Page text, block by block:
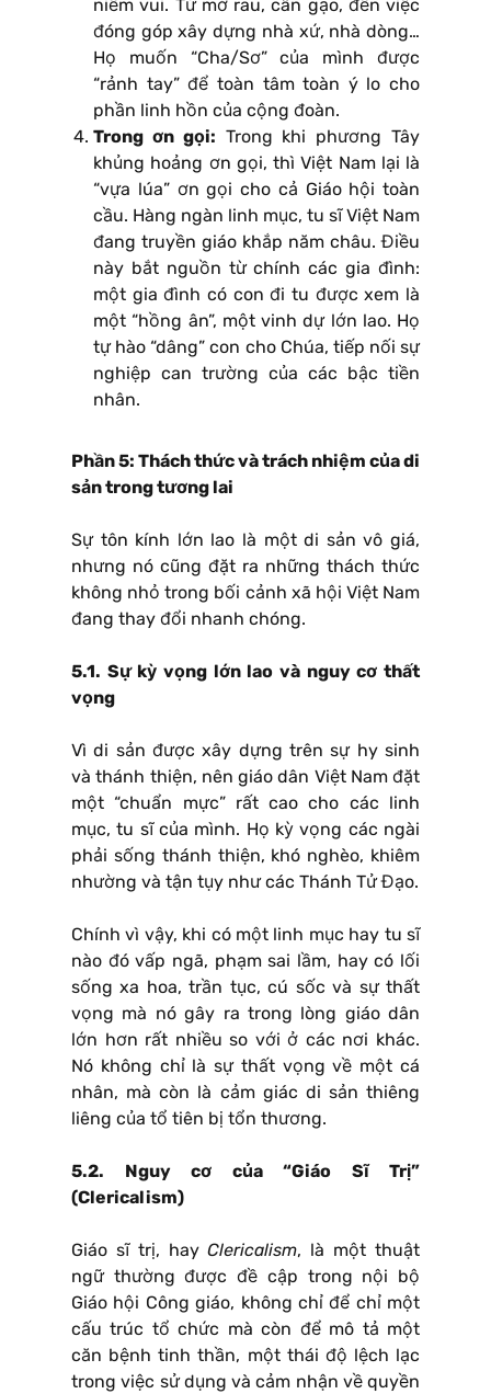
niềm vui. Từ mớ rau, cân gạo, đến việc
đóng góp xây dựng nhà xứ, nhà dòng…
Họ muốn “Cha/Sơ” của mình được
“rảnh tay” để toàn tâm toàn ý lo cho
phần linh hồn của cộng đoàn.
Trong ơn gọi: Trong khi phương Tây
khủng hoảng ơn gọi, thì Việt Nam lại là
“vựa lúa” ơn gọi cho cả Giáo hội toàn
cầu. Hàng ngàn linh mục, tu sĩ Việt Nam
đang truyền giáo khắp năm châu. Điều
này bắt nguồn từ chính các gia đình:
một gia đình có con đi tu được xem là
một “hồng ân”, một vinh dự lớn lao. Họ
tự hào “dâng” con cho Chúa, tiếp nối sự
nghiệp can trường của các bậc tiền
nhân.
Phần 5: Thách thức và trách nhiệm của di
sản trong tương lai
Sự tôn kính lớn lao là một di sản vô giá,
nhưng nó cũng đặt ra những thách thức
không nhỏ trong bối cảnh xã hội Việt Nam
đang thay đổi nhanh chóng.
5.1. Sự kỳ vọng lớn lao và nguy cơ thất
vọng
Vì di sản được xây dựng trên sự hy sinh
và thánh thiện, nên giáo dân Việt Nam đặt
một “chuẩn mực” rất cao cho các linh
mục, tu sĩ của mình. Họ kỳ vọng các ngài
phải sống thánh thiện, khó nghèo, khiêm
nhường và tận tụy như các Thánh Tử Đạo.
Chính vì vậy, khi có một linh mục hay tu sĩ
nào đó vấp ngã, phạm sai lầm, hay có lối
sống xa hoa, trần tục, cú sốc và sự thất
vọng mà nó gây ra trong lòng giáo dân
lớn hơn rất nhiều so với ở các nơi khác.
Nó không chỉ là sự thất vọng về một cá
nhân, mà còn là cảm giác di sản thiêng
liêng của tổ tiên bị tổn thương.
5.2. Nguy cơ của “Giáo Sĩ Trị”
(Clericalism)
Giáo sĩ trị, hayClericalism, là một thuật
ngữ thường được đề cập trong nội bộ
Giáo hội Công giáo, không chỉ để chỉ một
cấu trúc tổ chức mà còn để mô tả một
căn bệnh tinh thần, một thái độ lệch lạc
trong việc sử dụng và cảm nhận về quyền